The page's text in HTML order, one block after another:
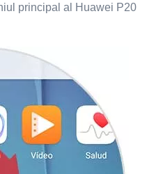
principal al Huawei P20